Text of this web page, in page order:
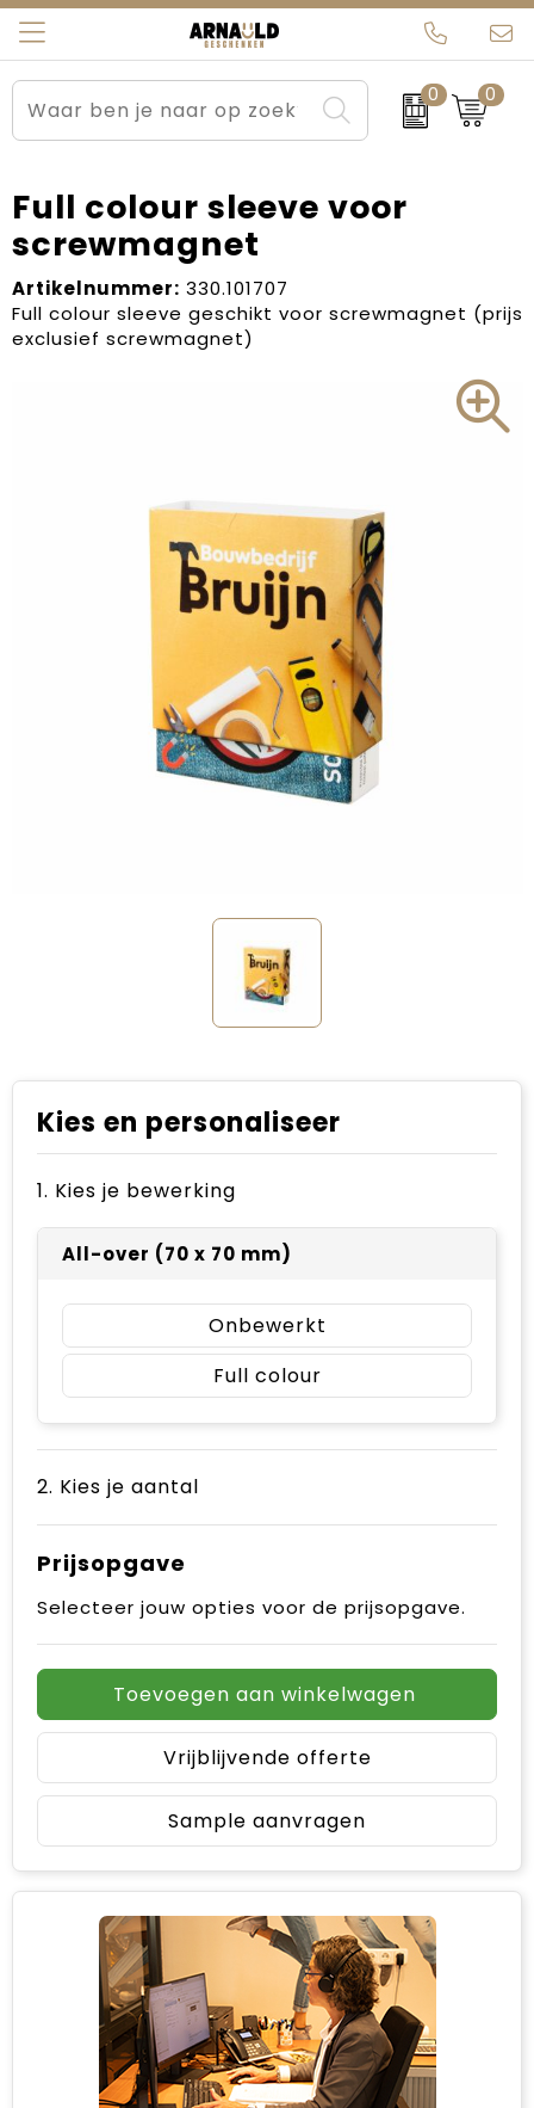
0 0
Relatiegeschenken
Sportkleding
Werkkleding
Kleding en textiel
Beurs en Evenementen
Brievenbuspakketten
Carnaval
Dag van de Zorg
Sinterklaas
Verjaardagen
Voetbal, EK en WK
Voor de bouw
Arnauld Kerstpakketten
MijnEigenKadootje
Ons team
Contact
Blogs
Full colour sleeve voor
screwmagnet
Artikelnummer: 330.101707
Full colour sleeve geschikt voor screwmagnet (prijs
exclusief screwmagnet)
Kies en personaliseer
1. Kies je bewerking
All-over (70 x 70 mm)
Onbewerkt
Full colour
2. Kies je aantal
Prijsopgave
Selecteer jouw opties voor de prijsopgave.
Toevoegen aan winkelwagen
Vrijblijvende offerte
Sample aanvragen